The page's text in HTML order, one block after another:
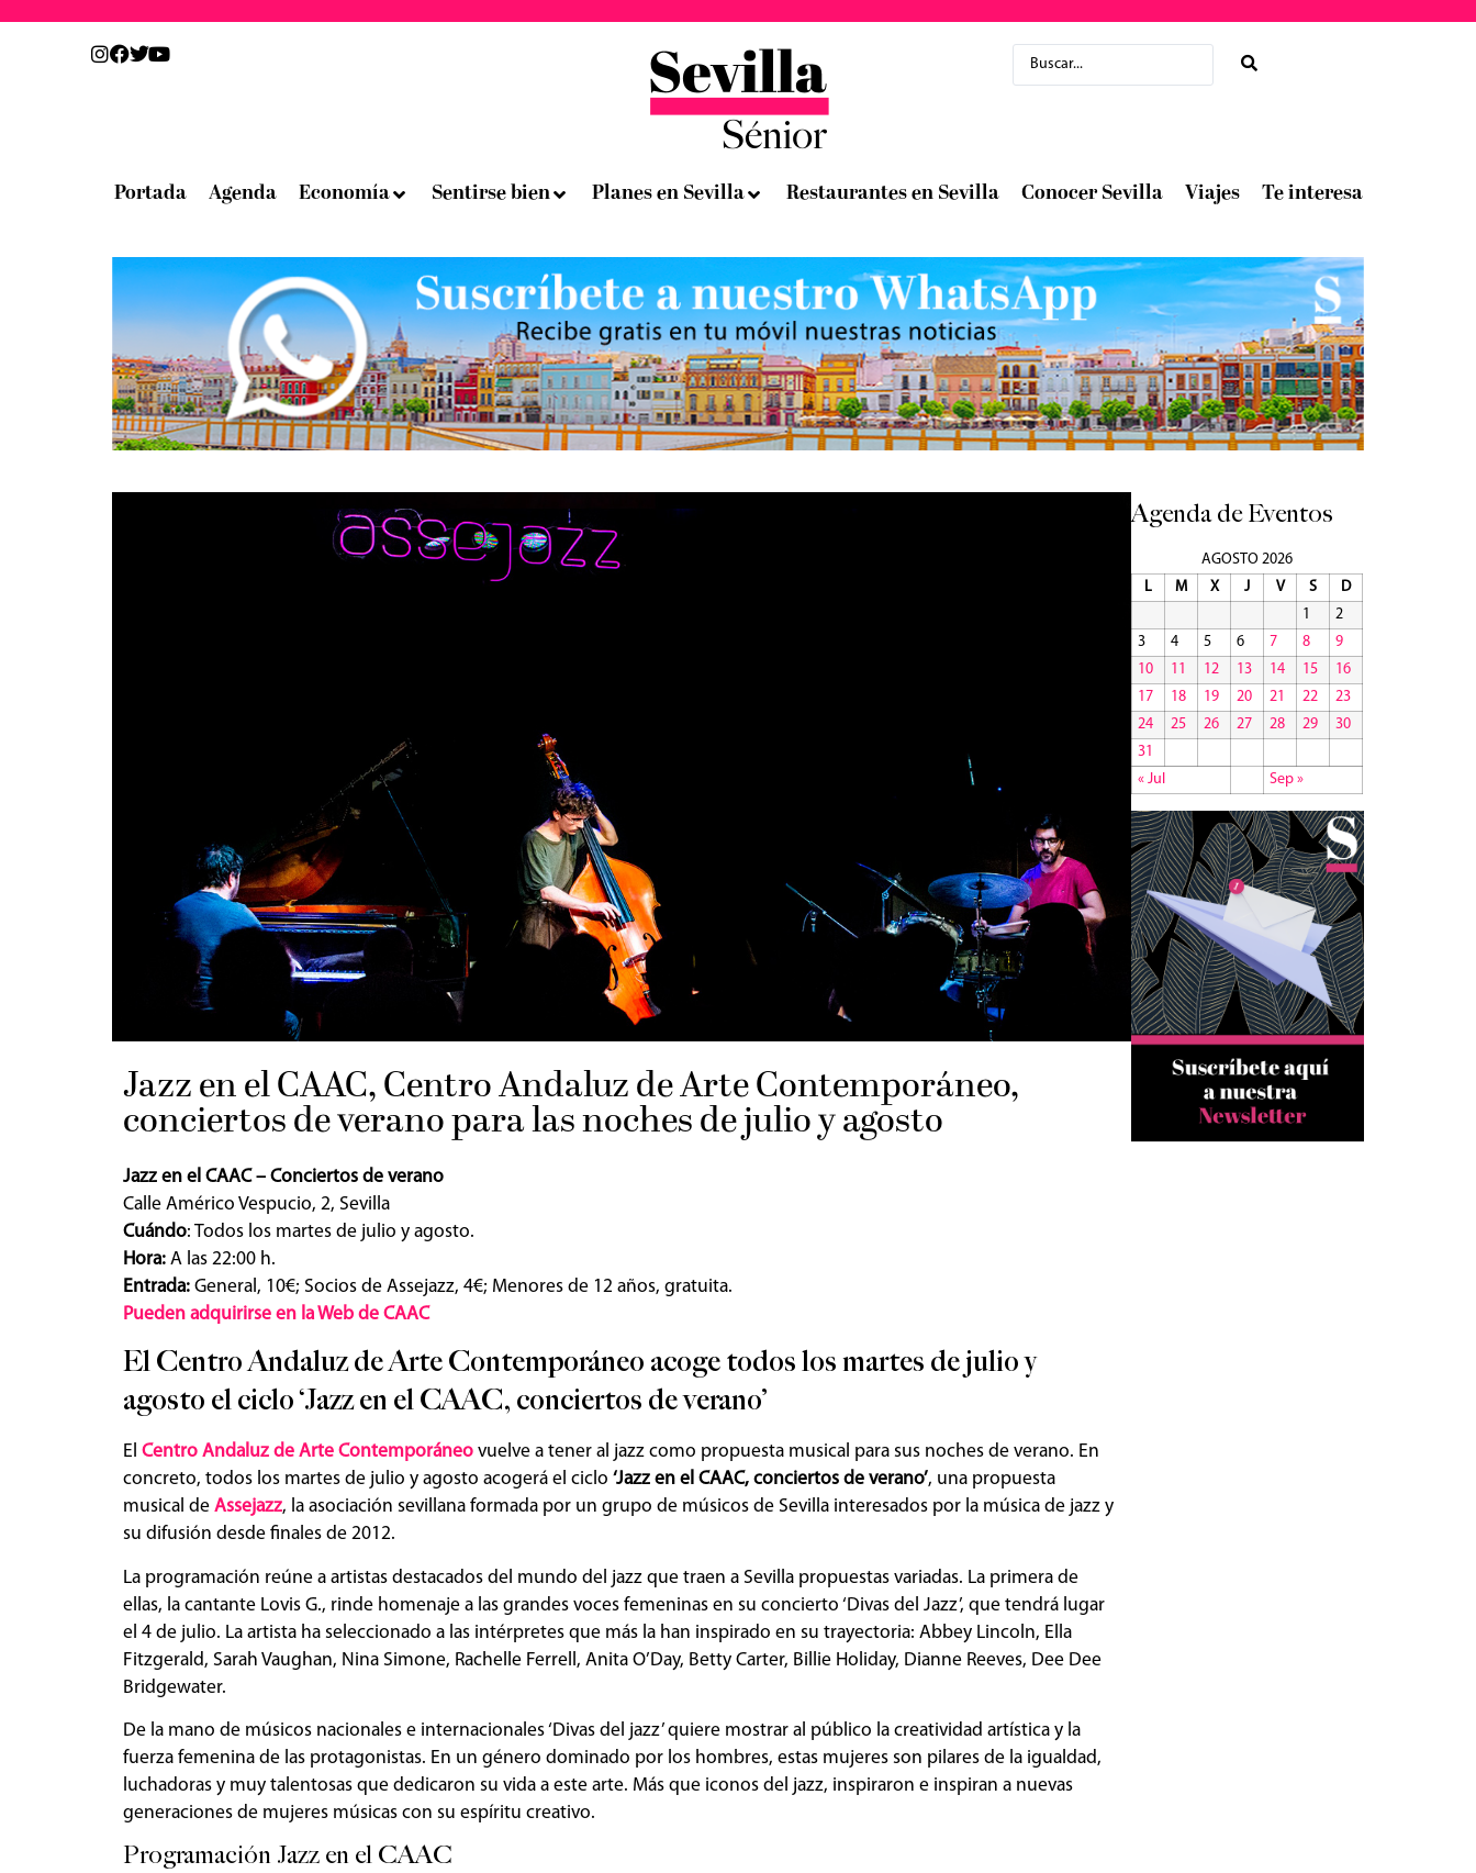
Portada Agenda Economía Sentirse bien Planes en Sevilla Restaurantes en Sevilla Conocer Sevilla Viajes Te interesa
14/06/2023
Jazz en el CAAC, Centro Andaluz de Arte Contemporáneo,
conciertos de verano para las noches de julio y agosto
Jazz en el CAAC – Conciertos de verano
Calle Américo Vespucio, 2, Sevilla
Cuándo: Todos los martes de julio y agosto.
Hora: A las 22:00 h.
Entrada: General, 10€; Socios de Assejazz, 4€; Menores de 12 años, gratuita.
Pueden adquirirse en la Web de CAAC
El Centro Andaluz de Arte Contemporáneo acoge todos los martes de julio y
agosto el ciclo ‘Jazz en el CAAC, conciertos de verano’
El Centro Andaluz de Arte Contemporáneo vuelve a tener al jazz como propuesta musical para sus noches de verano. En
concreto, todos los martes de julio y agosto acogerá el ciclo ‘Jazz en el CAAC, conciertos de verano’, una propuesta
musical de Assejazz, la asociación sevillana formada por un grupo de músicos de Sevilla interesados por la música de jazz y
su difusión desde finales de 2012.
La programación reúne a artistas destacados del mundo del jazz que traen a Sevilla propuestas variadas. La primera de
ellas, la cantante Lovis G., rinde homenaje a las grandes voces femeninas en su concierto ‘Divas del Jazz’, que tendrá lugar
el 4 de julio. La artista ha seleccionado a las intérpretes que más la han inspirado en su trayectoria: Abbey Lincoln, Ella
Fitzgerald, Sarah Vaughan, Nina Simone, Rachelle Ferrell, Anita O’Day, Betty Carter, Billie Holiday, Dianne Reeves, Dee Dee
Bridgewater.
De la mano de músicos nacionales e internacionales ‘Divas del jazz’ quiere mostrar al público la creatividad artística y la
fuerza femenina de las protagonistas. En un género dominado por los hombres, estas mujeres son pilares de la igualdad,
luchadoras y muy talentosas que dedicaron su vida a este arte. Más que iconos del jazz, inspiraron e inspiran a nuevas
generaciones de mujeres músicas con su espíritu creativo.
Programación Jazz en el CAAC
Agenda de Eventos
AGOSTO 2026
L
M X J V S
D
1
2
3
4 5 6 7 8
9
10
11 12 13 14 15
16
17
18 19 20 21 22
23
24
25 26 27 28 29
30
31
« Jul
Sep »